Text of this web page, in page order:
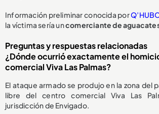
Información preliminar conocida por
la víctima sería uncomerciante de
Preguntas y respuestas relacionadas
¿Dónde ocurrió exactamente el
comercial Viva Las Palmas?
El ataque armado se produjo en la zona del
libre del centro comercial Viva Las
jurisdicción de Envigado.